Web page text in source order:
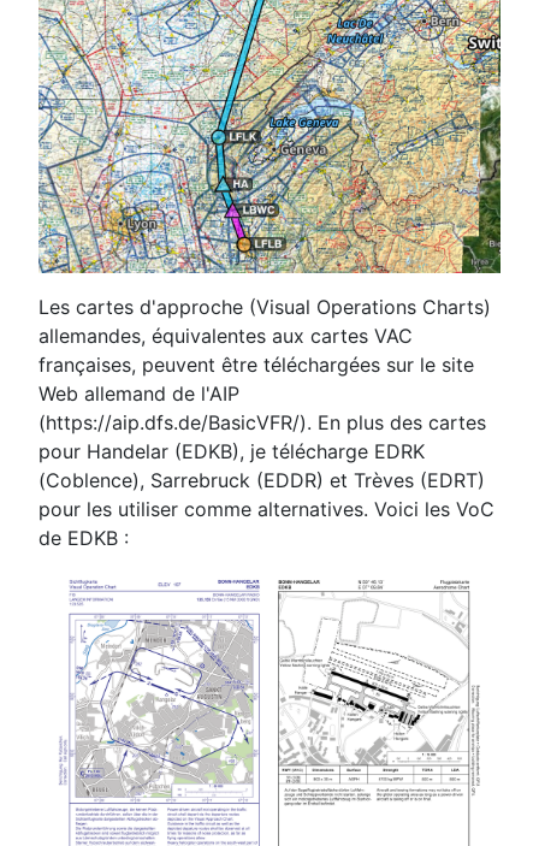
Les cartes d'approche (Visual Operations Charts)
allemandes, équivalentes aux cartes VAC
françaises, peuvent être téléchargées sur le site
Web allemand de l'AIP
(https://aip.dfs.de/BasicVFR/). En plus des cartes
pour Handelar (EDKB), je télécharge EDRK
(Coblence), Sarrebruck (EDDR) et Trèves (EDRT)
pour les utiliser comme alternatives. Voici les VoC
de EDKB :